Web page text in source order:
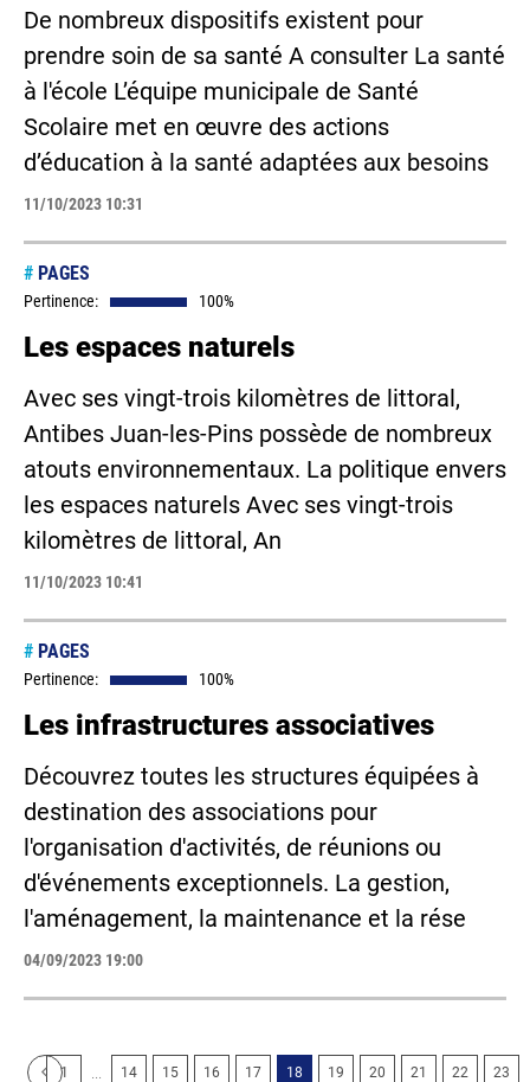
De nombreux dispositifs existent pour
prendre soin de sa santé A consulter La santé
à l'école L’équipe municipale de Santé
Scolaire met en œuvre des actions
d’éducation à la santé adaptées aux besoins
11/10/2023 10:31
# PAGES
Pertinence: 100%
Les espaces naturels
Avec ses vingt-trois kilomètres de littoral,
Antibes Juan-les-Pins possède de nombreux
atouts environnementaux. La politique envers
les espaces naturels Avec ses vingt-trois
kilomètres de littoral, An
11/10/2023 10:41
# PAGES
Pertinence: 100%
Les infrastructures associatives
Découvrez toutes les structures équipées à
destination des associations pour
l'organisation d'activités, de réunions ou
d'événements exceptionnels. La gestion,
l'aménagement, la maintenance et la rése
04/09/2023 19:00
1 14 15 16 17 18 19 20 21 22 23